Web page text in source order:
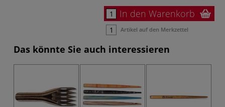
In den Warenkorb
Artikel auf den Merkzettel
Das könnte Sie auch interessieren